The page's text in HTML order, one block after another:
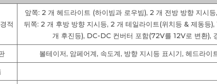
적
앞쪽: 2 개 헤드라이트 (하이빔과 로우빔), 2 개 전방 방향 지시
뒤쪽: 2 개 후방 방향 지시등, 2 개 테일라이트(위치등 & 제동등),
개 후진등), DC-DC 컨버터 포함(72V를 12V로 변환),
볼테이저, 암페어계, 속도계, 방향 지시등 표시기, 헤드라이